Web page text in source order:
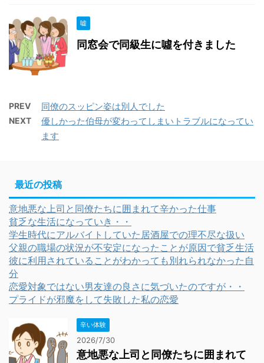
嘘
同窓会で同級生に噓を付きました
PREV 同僚のスッピン姿は別人でした
NEXT
優しかった伯母が変わってしまいトラブルになってい
ます
最近の投稿
意地悪な上司と同僚たちに囲まれて辛かった仕事
貧乏な生活になっていき・・
学生時代にアルバイトしていた居酒屋での理不尽な扱い
父親の職場の状況が不安定になったことが原因で貧乏生活
彼に利用されていることがわかっても別れられなかった自
分
恋愛対象ではない男友達の良さに気づいたのですが・・
プライドが邪魔をして失敗した私の恋愛
辛い体験
2026/7/30
意地悪な上司と同僚たちに囲まれて